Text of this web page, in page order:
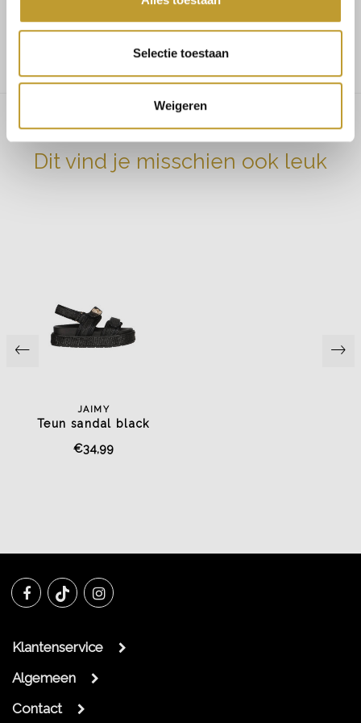
Selectie toestaan
Weigeren
Dit vind je misschien ook leuk
JAIMY
Teun sandal black
€34,99
Klantenservice
Algemeen
Contact